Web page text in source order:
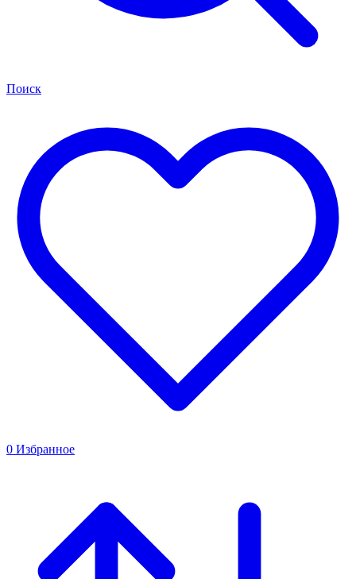
Поиск
0 Избранное